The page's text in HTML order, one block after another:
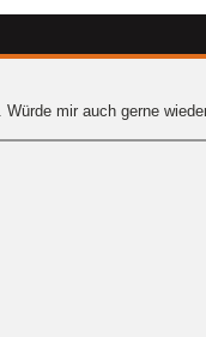
mir auch gerne